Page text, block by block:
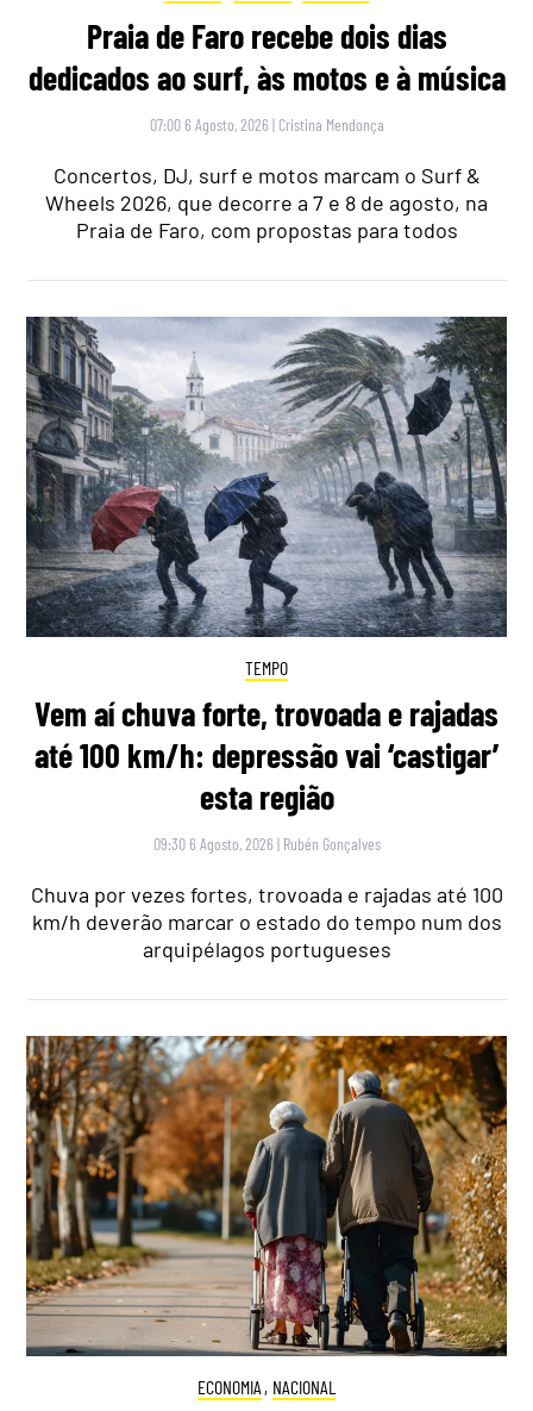
Praia de Faro recebe dois dias
dedicados ao surf, às motos e à música
07:00 6 Agosto, 2026 | Cristina Mendonça
Concertos, DJ, surf e motos marcam o Surf &
Wheels 2026, que decorre a 7 e 8 de agosto, na
Praia de Faro, com propostas para todos
TEMPO
Vem aí chuva forte, trovoada e rajadas
até 100 km/h: depressão vai ‘castigar’
esta região
09:30 6 Agosto, 2026 | Rubén Gonçalves
Chuva por vezes fortes, trovoada e rajadas até 100
km/h deverão marcar o estado do tempo num dos
arquipélagos portugueses
ECONOMIA , NACIONAL